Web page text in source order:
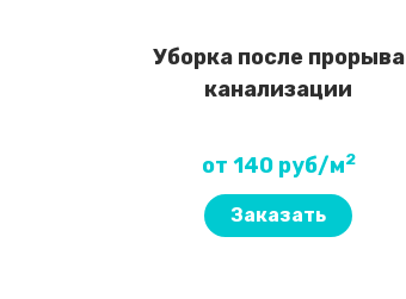
Уборка после прорыва
канализации
от 140 руб/м2
Заказать